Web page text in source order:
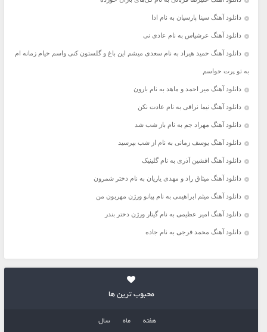
دانلود آهنگ سینا پارسیان به نام ادا
دانلود آهنگ عرشیاس به نام عادی نی
دانلود آهنگ حمید هیراد به نام سعدی میشم این باغ و گلستون کنی واسم خیام زمانه ام
به تو پرت حواسم
دانلود آهنگ میر احمد و ماهد به نام بارون
دانلود آهنگ نیما نراقی به نام عادت نکن
دانلود آهنگ مهراد جم به نام باز شب شد
دانلود آهنگ یوسف زمانی به نام از شب بپرسید
دانلود آهنگ افشین آذری به نام گلینیک
دانلود آهنگ میثاق راد و مهدی یاریان به نام دختر شمرون
دانلود آهنگ میثم ابراهیمی به نام پیانو ورژن مهربون من
دانلود آهنگ امیر عظیمی به نام گیتار ورژن دختر بندر
دانلود آهنگ محمد فرجی به نام جاده
محبوب ترین ها
هفته ماه سال